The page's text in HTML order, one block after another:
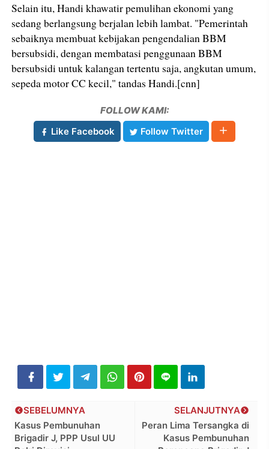
Selain itu, Handi khawatir pemulihan ekonomi yang
sedang berlangsung berjalan lebih lambat. "Pemerintah
sebaiknya membuat kebijakan pengendalian BBM
bersubsidi, dengan membatasi penggunaan BBM
bersubsidi untuk kalangan tertentu saja, angkutan umum,
sepeda motor CC kecil," tandas Handi.[cnn]
FOLLOW KAMI:
Like Facebook
Follow Twitter
SELANJUTNYA
Peran Lima Tersangka di
Kasus Pembunuhan
SEBELUMNYA
Kasus Pembunuhan
Brigadir J, PPP Usul UU